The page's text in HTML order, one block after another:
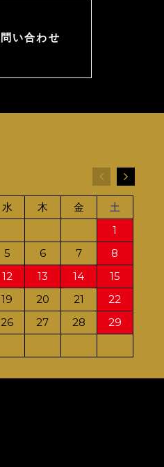
水 木 金
土
1
5 6 7
8
12 13 14
15
19 20 21
22
26 27 28
29
い合わせ